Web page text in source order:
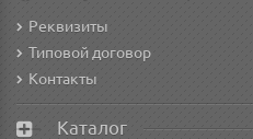
Реквизиты
Типовой договор
Контакты
Каталог